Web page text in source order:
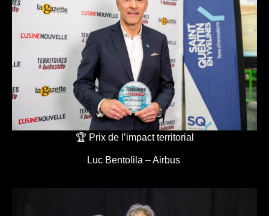
🏆 Prix de l’impact territorial
Luc Bentolila – Airbus